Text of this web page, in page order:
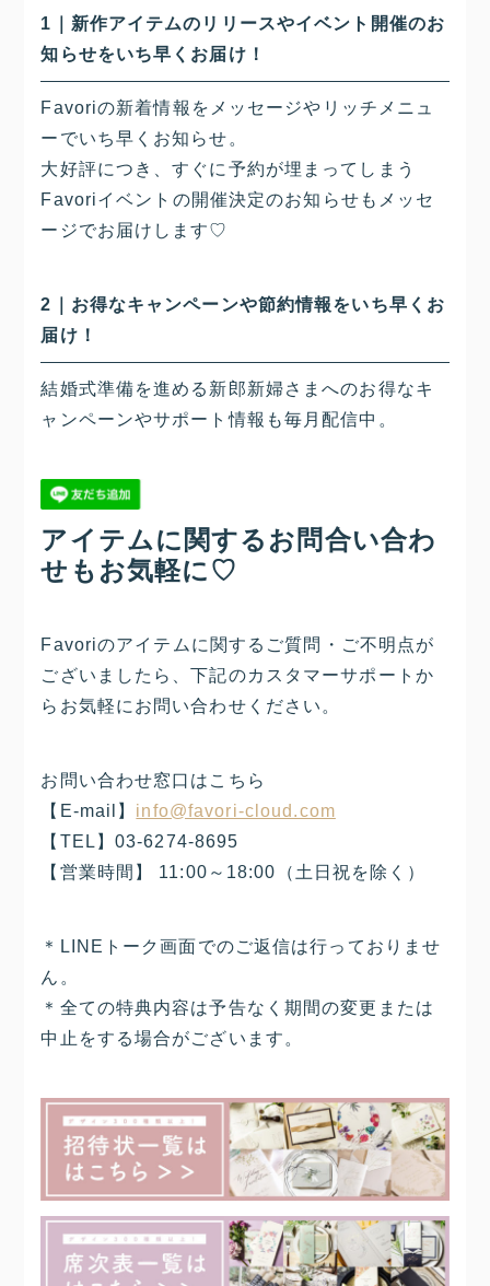
1｜新作アイテムのリリースやイベント開催のお
知らせをいち早くお届け！
Favoriの新着情報をメッセージやリッチメニュ
ーでいち早くお知らせ。
大好評につき、すぐに予約が埋まってしまう
Favoriイベントの開催決定のお知らせもメッセ
ージでお届けします♡
2｜お得なキャンペーンや節約情報をいち早くお
届け！
結婚式準備を進める新郎新婦さまへのお得なキ
ャンペーンやサポート情報も毎月配信中。
アイテムに関するお問合い合わ
せもお気軽に♡
Favoriのアイテムに関するご質問・ご不明点が
ございましたら、下記のカスタマーサポートか
らお気軽にお問い合わせください。
お問い合わせ窓口はこちら
【E-mail】 info@favori-cloud.com
【TEL】03-6274-8695
【営業時間】 11:00～18:00（土日祝を除く）
＊LINEトーク画面でのご返信は行っておりませ
ん。
＊全ての特典内容は予告なく期間の変更または
中止をする場合がございます。